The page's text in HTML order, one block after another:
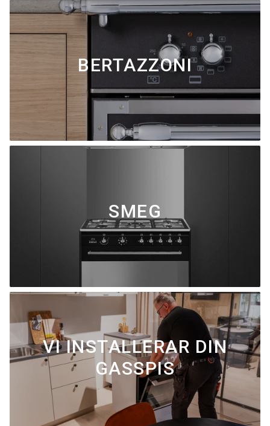
BERTAZZONI
SMEG
VI INSTALLERAR DIN
GASSPIS